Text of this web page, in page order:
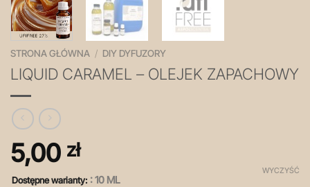
STRONA GŁÓWNA / DIY DYFUZORY
LIQUID CARAMEL – OLEJEK ZAPACHOWY
5,00 zł
Dostępne warianty: : 10 ML
WYCZYŚĆ